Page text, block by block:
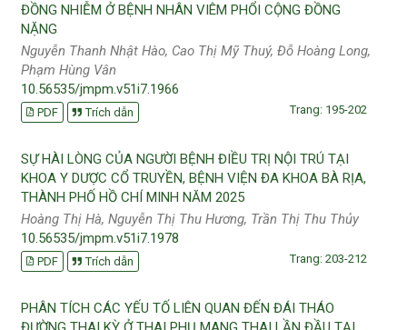
ĐỒNG NHIỄM Ở BỆNH NHÂN VIÊM PHỔI CỘNG ĐỒNG
NẶNG
Nguyễn Thanh Nhật Hào, Cao Thị Mỹ Thuý, Đỗ Hoàng Long,
Phạm Hùng Vân
10.56535/jmpm.v51i7.1966
PDF Trích dẫn Trang: 195-202
SỰ HÀI LÒNG CỦA NGƯỜI BỆNH ĐIỀU TRỊ NỘI TRÚ TẠI
KHOA Y DƯỢC CỔ TRUYỀN, BỆNH VIỆN ĐA KHOA BÀ RỊA,
THÀNH PHỐ HỒ CHÍ MINH NĂM 2025
Hoàng Thị Hà, Nguyễn Thị Thu Hương, Trần Thị Thu Thủy
10.56535/jmpm.v51i7.1978
PDF Trích dẫn Trang: 203-212
PHÂN TÍCH CÁC YẾU TỐ LIÊN QUAN ĐẾN ĐÁI THÁO